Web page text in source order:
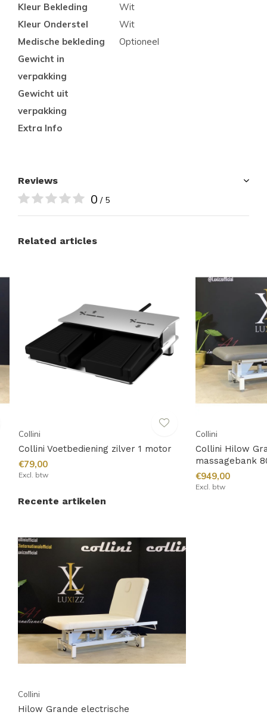
Kleur Bekleding
Wit
Kleur Onderstel
Wit
Medische bekleding
Optioneel
Gewicht in
verpakking
Gewicht uit
verpakking
Extra Info
Reviews
0 / 5
Related articles
Collini
Collini Voetbediening zilver 1 motor
€79,00
Excl. btw
Collini
Collini Hilow
massagebank
€949,00
Excl. btw
Recente artikelen
Collini
Hilow Grande electrische